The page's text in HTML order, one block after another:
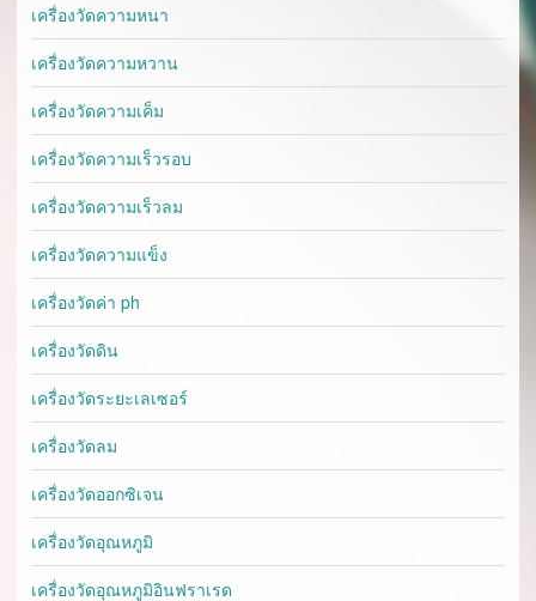
เครื่องวัดความหนา
เครื่องวัดความหวาน
เครื่องวัดความเค็ม
เครื่องวัดความเร็วรอบ
เครื่องวัดความเร็วลม
เครื่องวัดความแข็ง
เครื่องวัดค่า ph
เครื่องวัดดิน
เครื่องวัดระยะเลเซอร์
เครื่องวัดลม
เครื่องวัดออกซิเจน
เครื่องวัดอุณหภูมิ
เครื่องวัดอุณหภูมิอินฟราเรด